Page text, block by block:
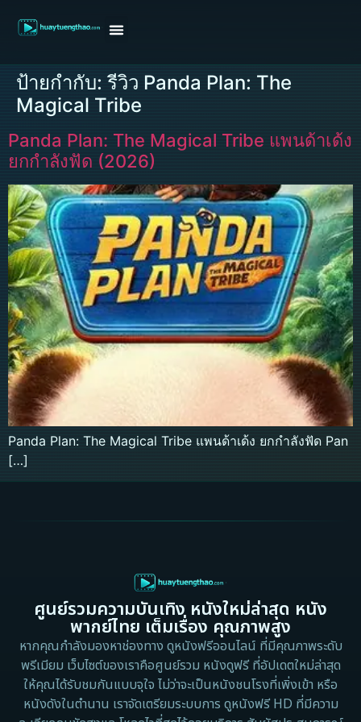
ป้ายกำกับ: รีวิว Panda Plan: The
Magical Tribe
Panda Plan: The Magical Tribe แพนด้าเด้ง
ยกกำลังฟัด (2026)
Panda Plan: The Magical Tribe แพนด้าเด้ง ยกกำลังฟัด Pan
[…]
ศูนย์รวมความบันเทิง หนังใหม่ล่าสุด หนัง
พากย์ไทย เต็มเรื่อง คุณภาพสูง
หากคุณกำลังมองหาช่องทาง ดูหนังฟรีออนไลน์ ที่มีคุณภาพระดับ
พรีเมียม เว็บไซต์ของเราคือศูนย์รวม หนังดูฟรี ที่อัปเดตใหม่ล่าสุด
ให้คุณได้รับชมกันแบบจุใจ ไม่ว่าจะเป็นหนังชนโรงที่เพิ่งเข้า หรือ
หนังดังในตำนาน เราจัดเตรียมระบบการ ดูหนังฟรี HD ที่มีความ